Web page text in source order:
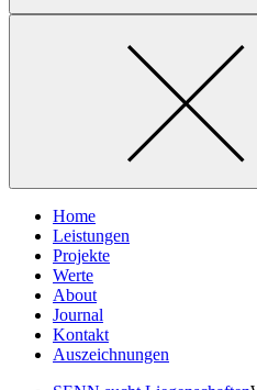
Home
Leistungen
Projekte
Werte
About
Journal
Kontakt
Auszeichnungen